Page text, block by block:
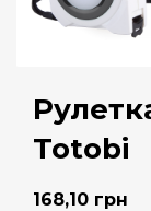
Totobi
168,10 грн